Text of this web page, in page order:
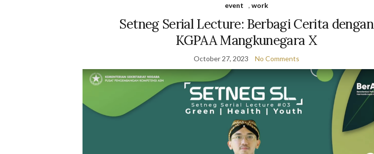
event , work
Setneg Serial Lecture: Berbagi Cerita dengan
KGPAA Mangkunegara X
October 27, 2023 No Comments